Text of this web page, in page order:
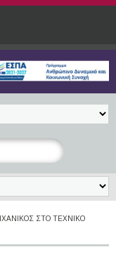
ΣΤΟ ΤΕΧΝΙΚΌ Γ